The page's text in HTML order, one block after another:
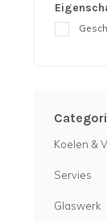
Koelen &
Servies
Glaswerk